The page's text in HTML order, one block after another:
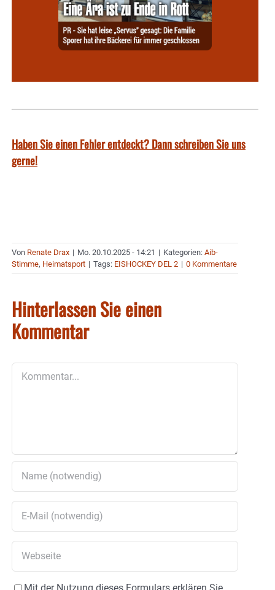
Haben Sie einen Fehler entdeckt? Dann schreiben Sie uns
gerne!
Von Renate Drax | Mo. 20.10.2025 - 14:21 | Kategorien: Aib-
Stimme, Heimatsport | Tags: EISHOCKEY DEL 2 | 0 Kommentare
Hinterlassen Sie einen
Kommentar